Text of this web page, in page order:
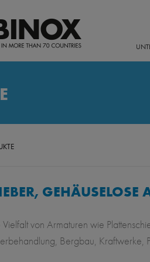
von Armaturen wie
Bergbau, Kraftwerke,